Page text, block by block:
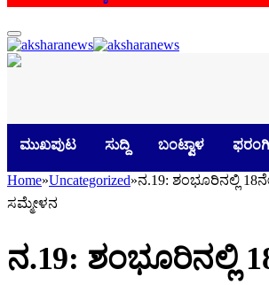
ಮುಖಪುಟ ಸುದ್ದಿ ಬಂಟ್ವಾಳ
Home»Uncategorized»ನ.19: ಶಂಭೂರಿನಲ್ಲಿ
ಸಮ್ಮೇಳನ
ನ.19: ಶಂಭೂರಿನಲ್ಲಿ